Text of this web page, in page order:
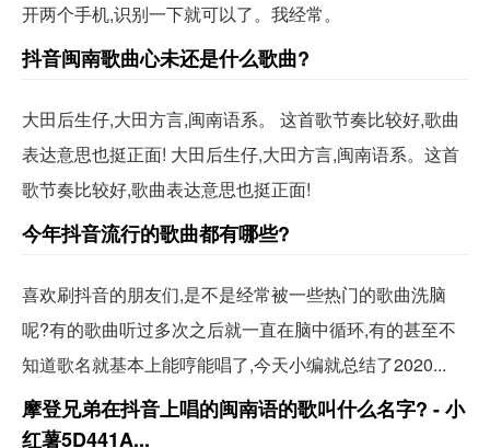
开两个手机,识别一下就可以了。我经常。
抖音闽南歌曲心未还是什么歌曲?
大田后生仔,大田方言,闽南语系。 这首歌节奏比较好,歌曲
表达意思也挺正面! 大田后生仔,大田方言,闽南语系。这首
歌节奏比较好,歌曲表达意思也挺正面!
今年抖音流行的歌曲都有哪些?
喜欢刷抖音的朋友们,是不是经常被一些热门的歌曲洗脑
呢?有的歌曲听过多次之后就一直在脑中循环,有的甚至不
知道歌名就基本上能哼能唱了,今天小编就总结了2020...
摩登兄弟在抖音上唱的闽南语的歌叫什么名字? - 小
红薯5D441A...